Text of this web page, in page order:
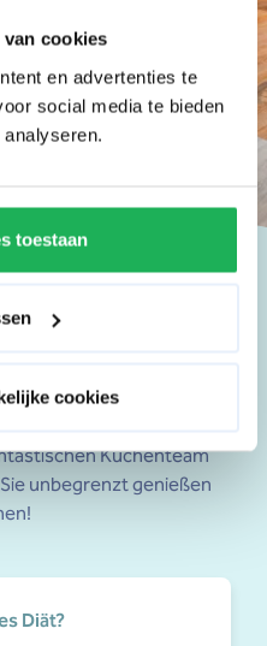
cookies
en advertenties te
social media te bieden
toestaan
cookies
frische Zutaten und
Küchenteam
unbegrenzt genießen
Diät?